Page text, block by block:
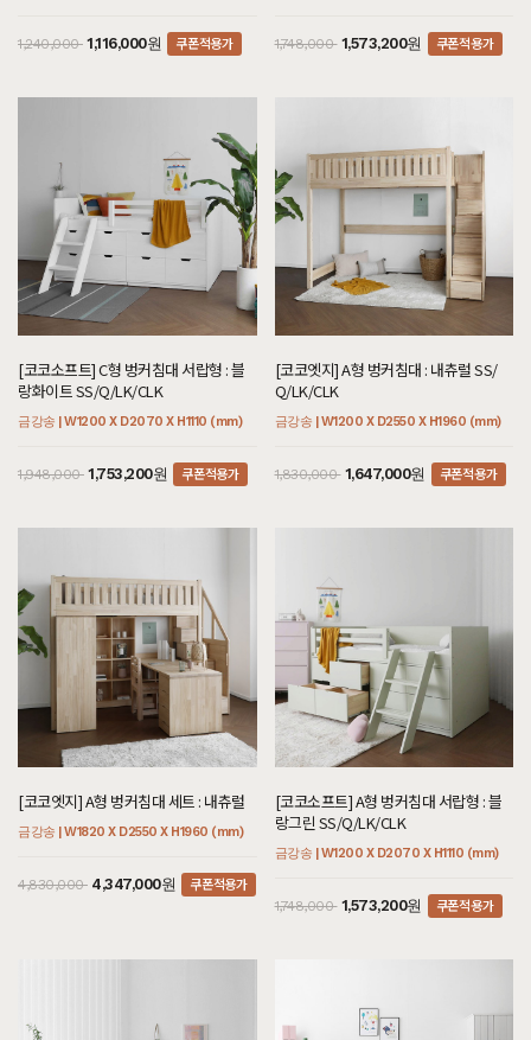
1,240,000 1,116,000원 쿠폰적용가 1,748,000 1,573,200원 쿠폰적용가
[코코소프트] C형 벙커침대 서랍형 : 블
랑화이트 SS/Q/LK/CLK
금강송 | W1200 X D2070 X H1110 (mm)
1,948,000 1,753,200원 쿠폰적용가
[코코엣지] A형 벙커침대 : 내츄럴 SS/
Q/LK/CLK
금강송 | W1200 X D2550 X H1960 (mm)
1,830,000 1,647,000원 쿠폰적용가
[코코엣지] A형 벙커침대 세트 : 내츄럴
금강송 | W1820 X D2550 X H1960 (mm)
4,830,000 4,347,000원 쿠폰적용가
[코코소프트] A형 벙커침대 서랍형 : 블
랑그린 SS/Q/LK/CLK
금강송 | W1200 X D2070 X H1110 (mm)
1,748,000 1,573,200원 쿠폰적용가